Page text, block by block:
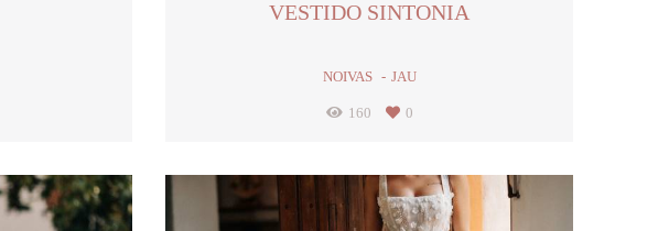
VESTIDO SINTONIA
NOIVAS JAU
160 0